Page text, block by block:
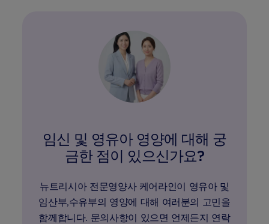
임신 및 영유아 영양에 대해 궁
금한 점이 있으신가요?
뉴트리시아 전문영양사 케어라인이 영유아 및
임산부,수유부의 영양에 대해 여러분의 고민을
함께합니다. 문의사항이 있으면 언제든지 연락